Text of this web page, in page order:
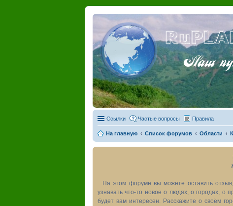
Наш
Ссылки Частые вопросы Правила
На главную Список форумов Области
На этом форуме вы можете оставить
узнавать что-то новое о людях, о городах,
будет вам интересен. Расскажите о своём